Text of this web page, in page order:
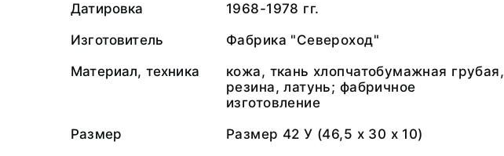
Датировка
1968-1978 гг.
Изготовитель
Фабрика "Североход"
Материал, техника
кожа, ткань хлопчатобумажная грубая,
резина, латунь; фабричное
изготовление
Размер
Размер 42 У (46,5 х 30 х 10)